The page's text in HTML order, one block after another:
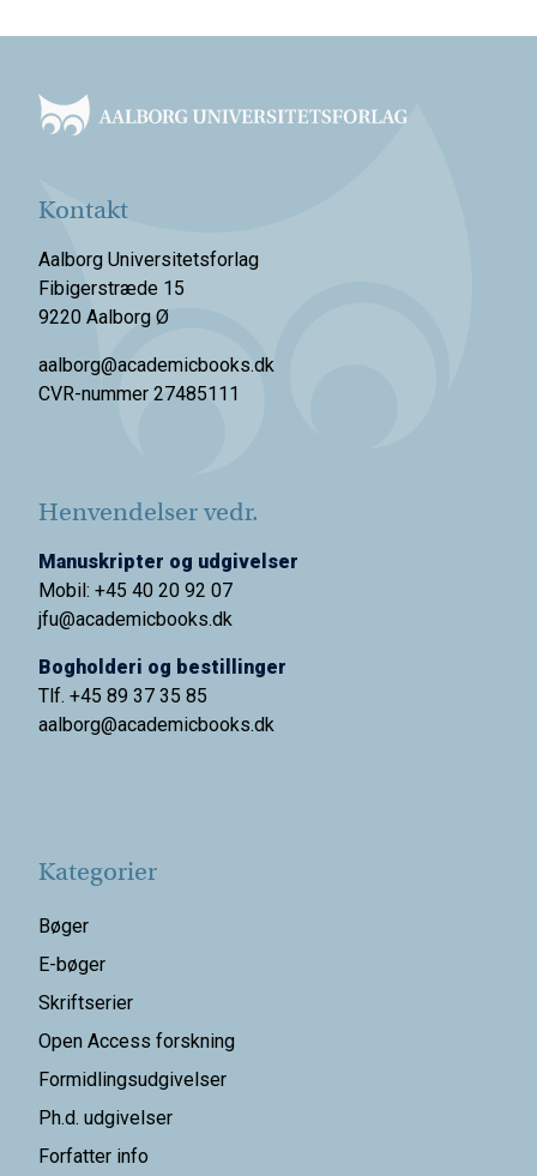
Kontakt
Aalborg Universitetsforlag
Fibigerstræde 15
9220 Aalborg Ø
aalborg@academicbooks.dk
CVR-nummer 27485111
Henvendelser vedr.
Manuskripter og udgivelser
Mobil: +45 40 20 92 07
jfu@academicbooks.dk
Bogholderi og bestillinger
Tlf. +45 89 37 35 85
aalborg@academicbooks.dk
Kategorier
Bøger
E-bøger
Skriftserier
Open Access forskning
Formidlingsudgivelser
Ph.d. udgivelser
Forfatter info